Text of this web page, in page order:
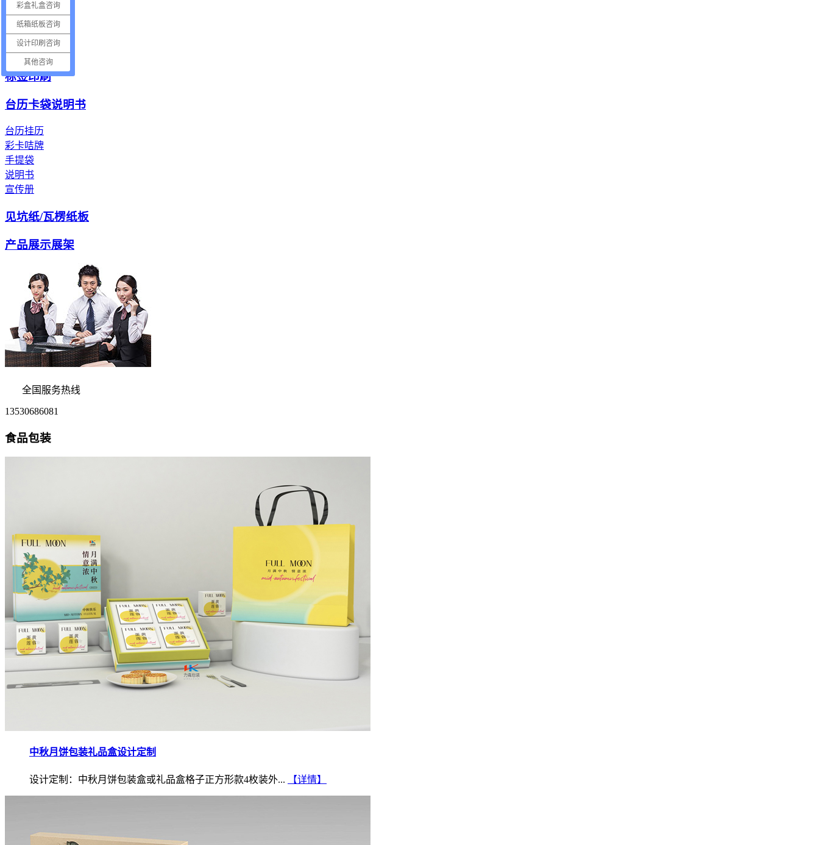
餐具纸托
电子产品纸托
电器包装纸托
标签印刷
台历卡袋说明书
台历挂历
彩卡咭牌
手提袋
说明书
宣传册
见坑纸/瓦楞纸板
产品展示展架
全国服务热线
13530686081
食品包装
中秋月饼包装礼品盒设计定制
设计定制：中秋月饼包装盒或礼品盒格子正方形款4枚装外... 【详情】
彩盒礼盒咨询
纸箱纸板咨询
设计印刷咨询
其他咨询